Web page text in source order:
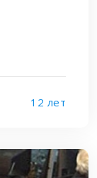
12 лет